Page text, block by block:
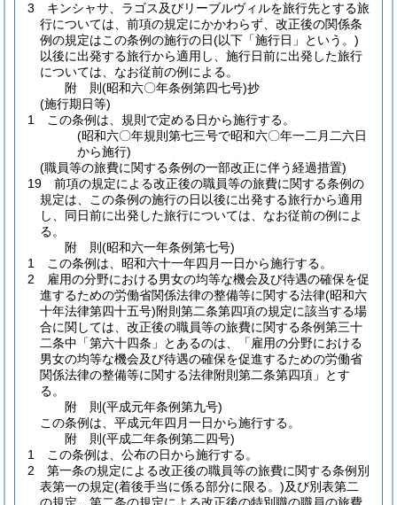
3
キンシャサ、ラゴス及びリーブルヴィルを旅行先とする旅
行については、前項の規定にかかわらず、改正後の関係条
例の規定はこの条例の施行の日(以下「施行日」という。)
以後に出発する旅行から適用し、施行日前に出発した旅行
については、なお従前の例による。
附 則(昭和六〇年条例第四七号)抄
(施行期日等)
1
この条例は、規則で定める日から施行する。
(昭和六〇年規則第七三号で昭和六〇年一二月二六日
から施行)
(職員等の旅費に関する条例の一部改正に伴う経過措置)
19
前項の規定による改正後の職員等の旅費に関する条例の
規定は、この条例の施行の日以後に出発する旅行から適用
し、同日前に出発した旅行については、なお従前の例によ
る。
附 則(昭和六一年条例第七号)
1
この条例は、昭和六十一年四月一日から施行する。
2
雇用の分野における男女の均等な機会及び待遇の確保を促
進するための労働省関係法律の整備等に関する法律(昭和六
十年法律第四十五号)附則第二条第四項の規定に該当する場
合に関しては、改正後の職員等の旅費に関する条例第三十
二条中「第六十四条」とあるのは、「雇用の分野における
男女の均等な機会及び待遇の確保を促進するための労働省
関係法律の整備等に関する法律附則第二条第四項」とす
る。
附 則(平成元年条例第九号)
この条例は、平成元年四月一日から施行する。
附 則(平成二年条例第二四号)
1
この条例は、公布の日から施行する。
2
第一条の規定による改正後の職員等の旅費に関する条例別
表第一の規定(着後手当に係る部分に限る。)及び別表第二